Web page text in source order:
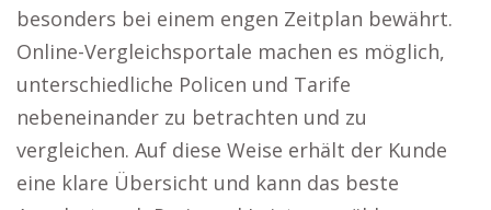
besonders bei einem engen Zeitplan bewährt.
Online-Vergleichsportale machen es möglich,
unterschiedliche Policen und Tarife
nebeneinander zu betrachten und zu
vergleichen. Auf diese Weise erhält der Kunde
eine klare Übersicht und kann das beste